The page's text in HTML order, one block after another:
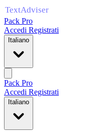
Pack Pro
Accedi Registrati
Italiano
Pack Pro
Accedi Registrati
Italiano